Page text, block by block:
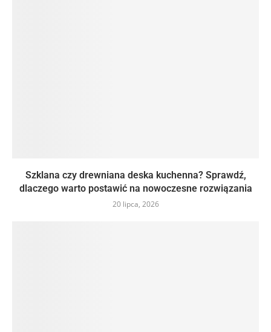
Szklana czy drewniana deska kuchenna? Sprawdź,
dlaczego warto postawić na nowoczesne rozwiązania
20 lipca, 2026